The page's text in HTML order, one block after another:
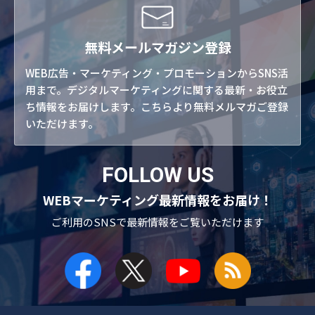
無料メールマガジン登録
WEB広告・マーケティング・プロモーションからSNS活
用まで。デジタルマーケティングに関する最新・お役立
ち情報をお届けします。こちらより無料メルマガご登録
いただけます。
FOLLOW US
WEBマーケティング最新情報をお届け！
ご利用のSNSで最新情報をご覧いただけます